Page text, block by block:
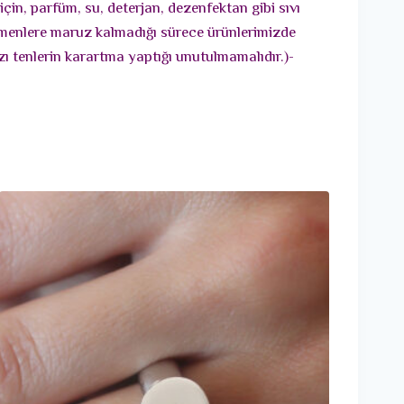
parfüm, su, deterjan, dezenfektan gibi sıvı
maruz kalmadığı sürece ürünlerimizde
karartma yaptığı unutulmamalıdır.)-